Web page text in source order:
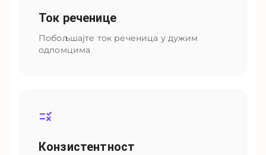
Ток реченице
Побољшајте ток реченица у дужим
одломцима
Конзистентност